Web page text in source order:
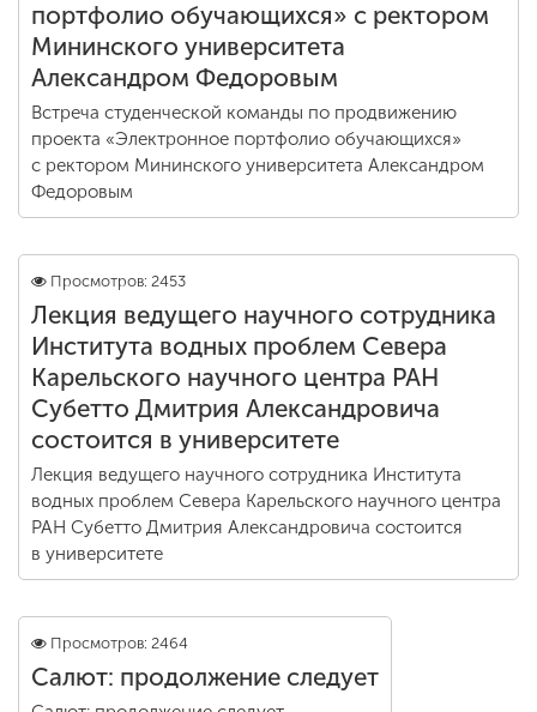
портфолио обучающихся» с ректором
Мининского университета
Александром Федоровым
Встреча студенческой команды по продвижению
проекта «Электронное портфолио обучающихся»
с ректором Мининского университета Александром
Федоровым
Просмотров: 2453
Лекция ведущего научного сотрудника
Института водных проблем Севера
Карельского научного центра РАН
Субетто Дмитрия Александровича
состоится в университете
Лекция ведущего научного сотрудника Института
водных проблем Севера Карельского научного центра
РАН Субетто Дмитрия Александровича состоится
в университете
Просмотров: 2464
Салют: продолжение следует